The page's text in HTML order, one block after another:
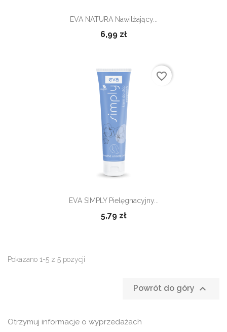
EVA NATURA Nawilżający...
6,99 zł
EVA SIMPLY Pielęgnacyjny...
5,79 zł
favorite_border
Pokazano 1-5 z 5 pozycji
Powrót do góry 
Otrzymuj informacje o wyprzedażach